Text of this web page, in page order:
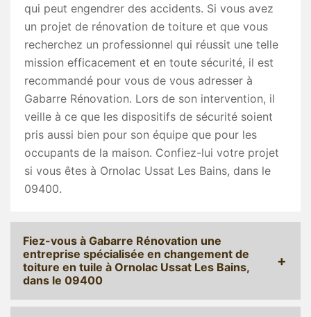
qui peut engendrer des accidents. Si vous avez
un projet de rénovation de toiture et que vous
recherchez un professionnel qui réussit une telle
mission efficacement et en toute sécurité, il est
recommandé pour vous de vous adresser à
Gabarre Rénovation. Lors de son intervention, il
veille à ce que les dispositifs de sécurité soient
pris aussi bien pour son équipe que pour les
occupants de la maison. Confiez-lui votre projet
si vous êtes à Ornolac Ussat Les Bains, dans le
09400.
Fiez-vous à Gabarre Rénovation une
entreprise spécialisée en changement de
toiture en tuile à Ornolac Ussat Les Bains,
dans le 09400